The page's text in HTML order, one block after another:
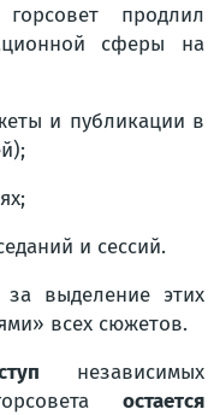
продлил
сферы на
и публикации в
и сессий.
за выделение этих
всех сюжетов.
независимых
остается